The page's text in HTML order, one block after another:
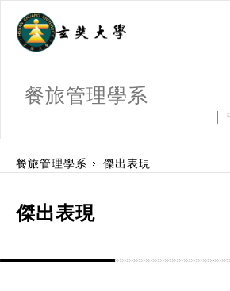
餐旅管理學系
餐旅管理學系
傑出表現
傑出表現